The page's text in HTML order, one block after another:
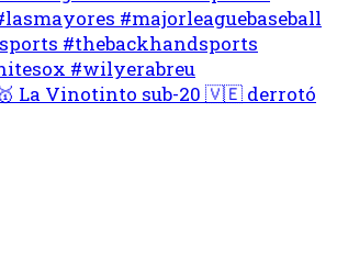
La Vinotinto sub-20 🇻🇪 derrotó